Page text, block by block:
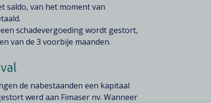
saldo, van het moment van
schadevergoeding wordt gestort,
van de 3 voorbije maanden.
de nabestaanden een kapitaal
werd aan Fimaser nv. Wanneer